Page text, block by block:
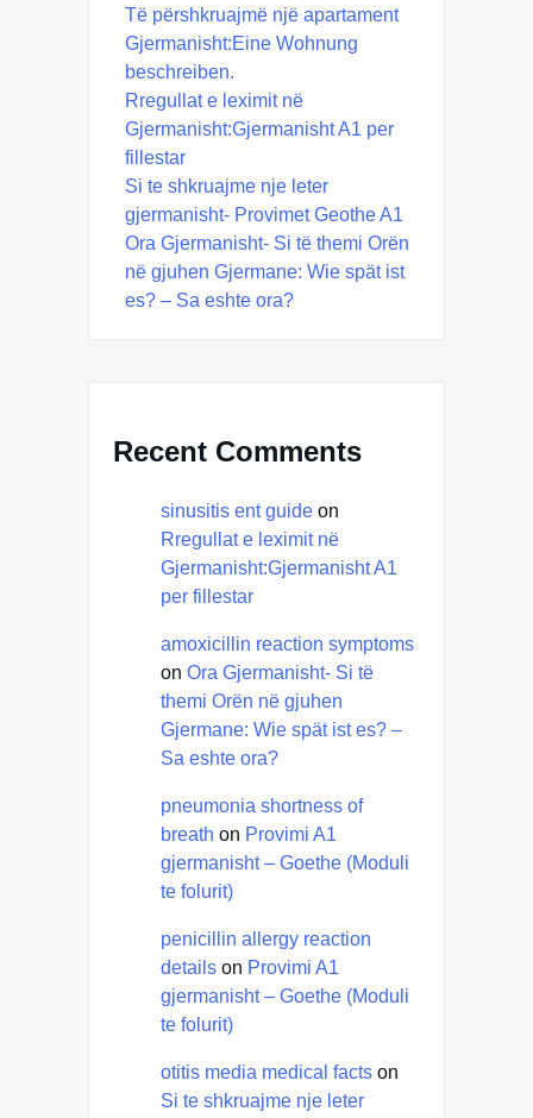
Të përshkruajmë një apartament
Gjermanisht:Eine Wohnung
beschreiben.
Rregullat e leximit në
Gjermanisht:Gjermanisht A1 per
fillestar
Si te shkruajme nje leter
gjermanisht- Provimet Geothe A1
Ora Gjermanisht- Si të themi Orën
në gjuhen Gjermane: Wie spät ist
es? – Sa eshte ora?
Recent Comments
sinusitis ent guide on
Rregullat e leximit në
Gjermanisht:Gjermanisht A1
per fillestar
amoxicillin reaction symptoms
on Ora Gjermanisht- Si të
themi Orën në gjuhen
Gjermane: Wie spät ist es? –
Sa eshte ora?
pneumonia shortness of
breath on Provimi A1
gjermanisht – Goethe (Moduli
te folurit)
penicillin allergy reaction
details on Provimi A1
gjermanisht – Goethe (Moduli
te folurit)
otitis media medical facts on
Si te shkruajme nje leter